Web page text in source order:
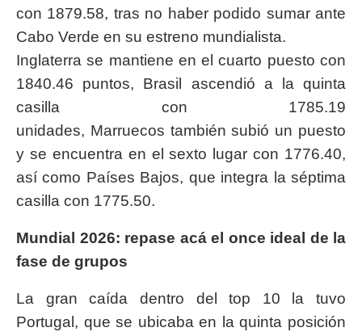
con 1879.58, tras no haber podido sumar ante
Cabo Verde en su estreno mundialista.
Inglaterra se mantiene en el cuarto puesto con
1840.46 puntos, Brasil ascendió a la quinta
casilla con 1785.19
unidades, Marruecos también subió un puesto
y se encuentra en el sexto lugar con 1776.40,
así como Países Bajos, que integra la séptima
casilla con 1775.50.
Mundial 2026: repase acá el once ideal de la
fase de grupos
La gran caída dentro del top 10 la tuvo
Portugal, que se ubicaba en la quinta posición